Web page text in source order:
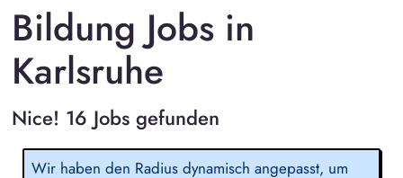
Bildung Jobs in
Karlsruhe
Nice! 16 Jobs gefunden
Wir haben den Radius dynamisch angepasst, um